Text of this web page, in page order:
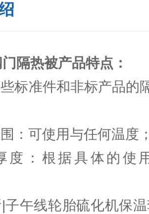
隔热被产品特点：
标准件和非标产品的
：可使用与任何温度
度：根据具体的使
子午线轮胎硫化机保